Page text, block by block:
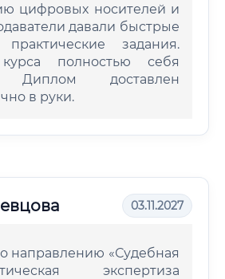
цифровых носителей и
давали быстрые
задания.
полностью себя
Диплом доставлен
в руки.
03.11.2027
направлению «Судебная
экспертиза